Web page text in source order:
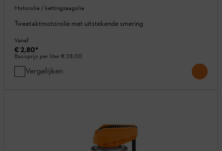
Motorolie / kettingzaagolie
Tweetaktmotorolie met uitstekende smering
Vanaf
€ 2,80*
Basisprijs per liter€ 28,00
Vergelijken